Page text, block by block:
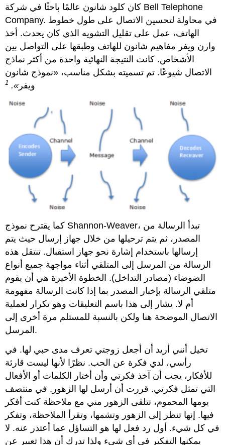
كان كلود شانون عالمًا باحثًا في شركة Bell Telephone
Company. في محاولة لتحسين الاتصال على طول خطوط
الهاتف، عمل على تقليل التشويه الذي كان يحدث. أخذ
وارن ويفر مفاهيم شانون للهاتف وطبقها على التواصل بين
الأشخاص. كانت النتيجة النهائية واحدة من أكثر نماذج
الاتصال شيوعًا. تم تسميته بشكل مناسب، «نموذج شانون
ويفر ».
1
كما يقترح نموذج Shannon-Weaver، تبدأ الرسالة من
المصدر، ثم يتم ترحيلها من خلال جهاز إرسال حيث يتم
إرسالها باستخدام إشارة نحو جهاز استقبال. تنتقل هذه
الرسالة من المرسل إلى المتلقي أثناء مواجهة جميع أنواع
الضوضاء (مصادر التداخل). الخطوة الأخيرة هي أن يقوم
متلقي الرسالة بإخبار المصدر بما إذا كانت الرسالة مفهومة
أم لا. يشار إلى هذا باسم التعليقات وهو تكرار لعملية
الاتصال الموضحة هنا ولكن بالنسبة للمستلم مرة أخرى إلى
المرسل.
تخيل أنني أريد أن أجعل زوجتي تعرف مدى حبي لها. في
رأسي، لدي فكرة عن الحب. نظرًا لأنها ليست قارئة
للأفكار، يجب أن آخذ فكرتي وأن أختار الكلمات أو الأفعال
التي تمثل فكرتي. قررت أن أرسل لها الزهور. في منتصف
يومها المحموم، تتلقى الزهور مني مع ملاحظة كنت أفكر
فيها. إنها تنظر إلى الزهور وتشمها، وتقرأ الملاحظة، وتفكر
في كل شيء. أول رد فعل لها هو التساؤل عما أعتذر عنه. لا
يمكنها التفكير في أي شيء ولذا تدرك أن هذا تعبير عن